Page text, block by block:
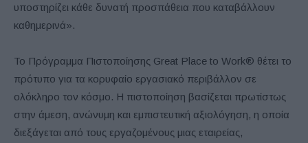
υποστηρίζει κάθε δυνατή προσπάθεια που καταβάλλουν
καθημερινά».
Το Πρόγραμμα Πιστοποίησης Great Place to Work® θέτει το
πρότυπο για τα κορυφαίο εργασιακό περιβάλλον σε
ολόκληρο τον κόσμο. Η πιστοποίηση βασίζεται πρωτίστως
στην άμεση, ανώνυμη και εμπιστευτική αξιολόγηση, η οποία
διεξάγεται από τους εργαζομένους μιας εταιρείας,